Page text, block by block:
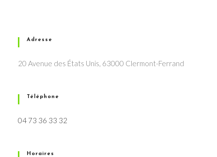
Adresse
20 Avenue des États Unis, 63000 Clermont-Ferrand
Téléphone
04 73 36 33 32
Horaires